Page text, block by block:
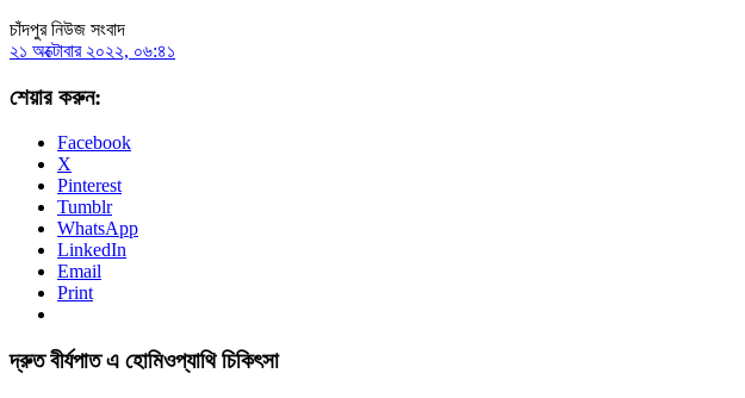
চাঁদপুর নিউজ সংবাদ
২১ অক্টোবার ২০২২, ০৬:৪১
শেয়ার করুন:
Facebook
X
Pinterest
Tumblr
WhatsApp
LinkedIn
Email
Print
দ্রুত বীর্যপাত এ হোমিওপ্যাথি চিকিৎসা